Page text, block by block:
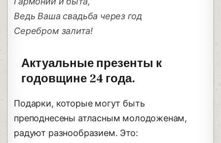
Ведь Ваша свадьба через год
Серебром залита!
Актуальные презенты к
годовщине 24 года.
Подарки, которые могут быть
преподнесены атласным молодоженам,
радуют разнообразием. Это: